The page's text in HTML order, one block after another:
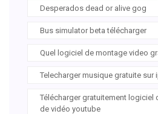
Desperados dead or alive gog
Bus simulator beta télécharger
Quel logiciel de montage video
Telecharger musique gratuite sur
Télécharger gratuitement logiciel
de vidéo youtube